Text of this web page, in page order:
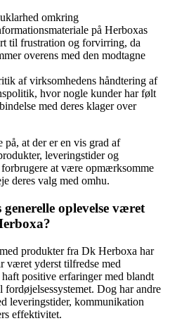
omkring
på Herboxas
til frustration og forvirring, da
overens med den modtagne
af virksomhedens håndtering af
hvor nogle kunder har følt
med deres klager over
på, at der er en vis grad af
leveringstider og
at være opmærksomme
deres valg med omhu.
oplevelse været
produkter fra Dk Herboxa har
været yderst tilfredse med
positive erfaringer med blandt
Dog har andre
leveringstider, kommunikation
effektivitet.